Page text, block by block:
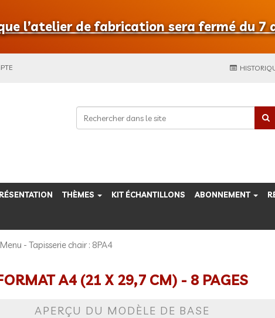
l’atelier de fabrication sera fermé du 7
THÈMES KIT ÉCHANTILLONS ABONNEMENT
Menu - Tapisserie chair : 8PA4
A4 (21 X 29,7 CM) - 8 PAGES
APERÇU DU MODÈLE DE BASE